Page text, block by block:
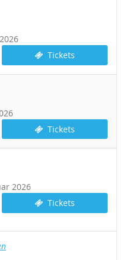
Tickets
Tickets
2026
Tickets